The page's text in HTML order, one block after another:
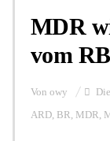
MDR
vom
Von owy
ARD, BR, MDR,